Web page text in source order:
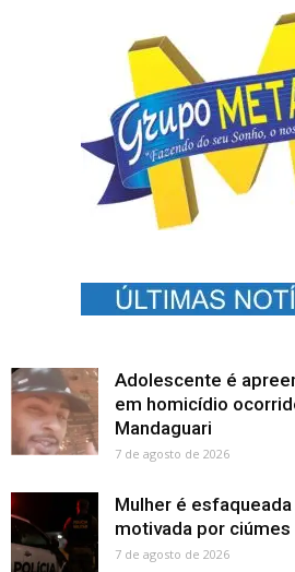
Adolescente é
em homicídio
Mandaguari
7 de agosto de 2026
Mulher é
motivada por
7 de agosto de 2026